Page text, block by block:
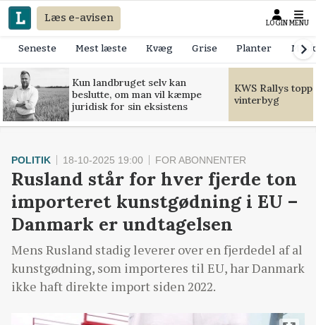
Læs e-avisen LOGIN MENU
Seneste Mest læste Kvæg Grise Planter
Kun landbruget selv kan
beslutte, om man vil kæmpe
juridisk for sin eksistens
KWS Rallys
vinterbyg
POLITIK 18-10-2025 19:00 FOR ABONNENTER
Rusland står for hver fjerde ton
importeret kunstgødning i EU –
Danmark er undtagelsen
Mens Rusland stadig leverer over en fjerdedel af al
kunstgødning, som importeres til EU, har Danmark
ikke haft direkte import siden 2022.